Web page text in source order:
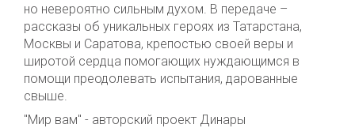
но невероятно сильным духом. В передаче –
рассказы об уникальных героях из Татарстана,
Москвы и Саратова, крепостью своей веры и
широтой сердца помогающих нуждающимся в
помощи преодолевать испытания, дарованные
свыше.
"Мир вам" - авторский проект Динары